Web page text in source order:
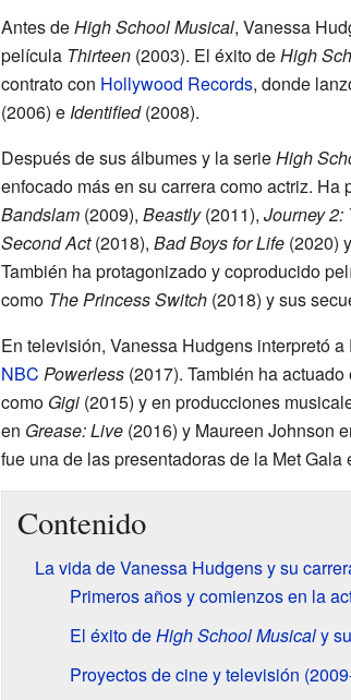
Antes deHigh School Musical, Vanessa
película Thirteen(2003). El éxito deHigh
contrato con Hollywood Records, donde
(2006) e Identified(2008).
Después de sus álbumes y la serieHigh
enfocado más en su carrera como actriz.
Bandslam(2009), Beastly(2011), Journey 2:
Second Act(2018), Bad Boys for Life(2020) y
También ha protagonizado y coproducido
como The Princess Switch(2018) y sus
En televisión, Vanessa Hudgens interpretó
NBC Powerless(2017). También ha
como Gigi(2015) y en producciones
en Grease: Live(2016) y Maureen Johnson
fue una de las presentadoras de la Met Gala
Contenido
La vida de Vanessa Hudgens y su
Primeros años y comienzos en la
El éxito deHigh School Musicaly
Proyectos de cine y televisión